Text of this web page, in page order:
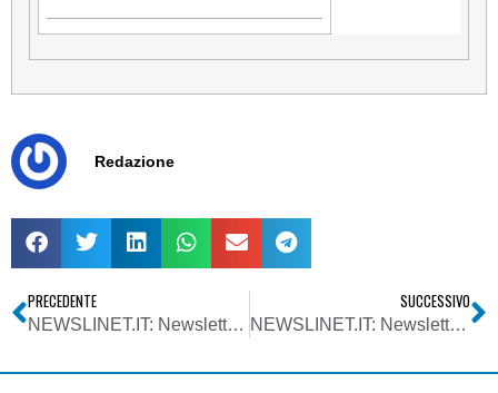
Redazione
PRECEDENTE
NEWSLINET.IT: Newsletter n. 784 del 17/12/2014
SUCCESSIVO
NEWSLINET.IT: Newsletter n. 786 del 07/01/2015